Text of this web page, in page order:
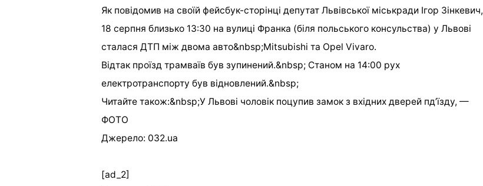
Як повідомив на своїй фейсбук-сторінці депутат Львівської міськради Ігор Зінкевич,
18 серпня близько 13:30 на вулиці Франка (біля польського консульства) у Львові
сталася ДТП між двома авто&nbsp;Mitsubishi та Opel Vivaro.
Відтак проїзд трамваїв був зупинений.&nbsp; Станом на 14:00 рух
електротранспорту був відновлений.&nbsp;
Читайте також:&nbsp;У Львові чоловік поцупив замок з вхідних дверей пд’їзду, —
ФОТО
Джерело: 032.ua
[ad_2]